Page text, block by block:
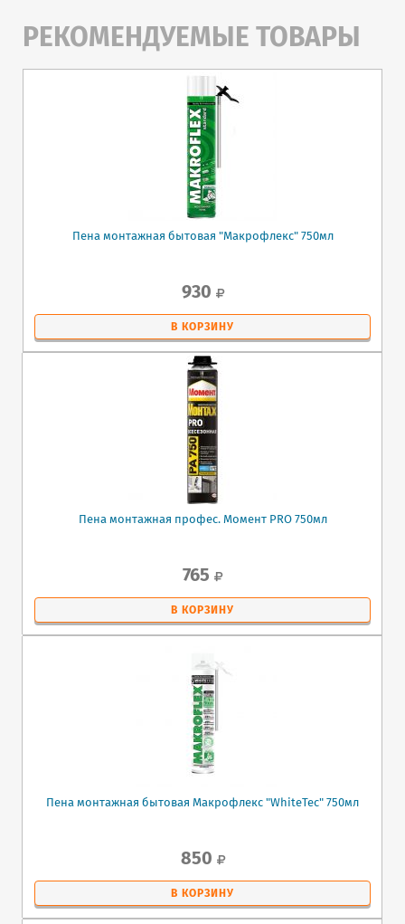
РЕКОМЕНДУЕМЫЕ ТОВАРЫ
Пена монтажная бытовая "Макрофлекс" 750мл
930
В КОРЗИНУ
Пена монтажная профес. Момент PRO 750мл
765
В КОРЗИНУ
Пена монтажная бытовая Макрофлекс "WhiteTec" 750мл
850
В КОРЗИНУ